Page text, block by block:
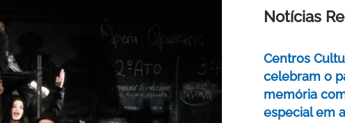
Notícias
Centros
celebram o
memória
especial em